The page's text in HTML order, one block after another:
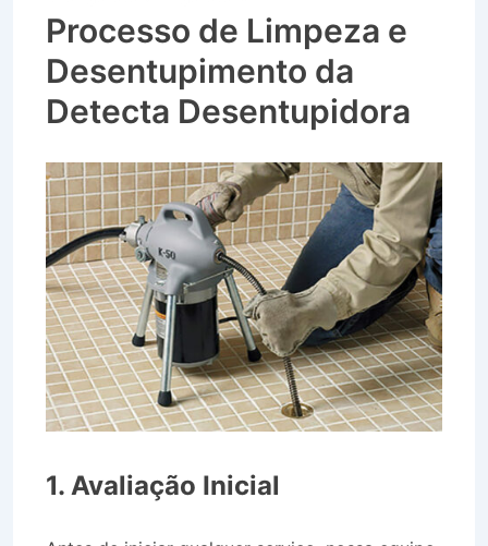
Processo de Limpeza e
Desentupimento da
Detecta Desentupidora
1. Avaliação Inicial